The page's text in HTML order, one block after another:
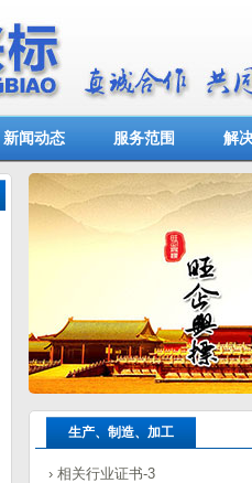
新闻动态 服务范围 解
生产、制造、加工
› 相关行业证书-3